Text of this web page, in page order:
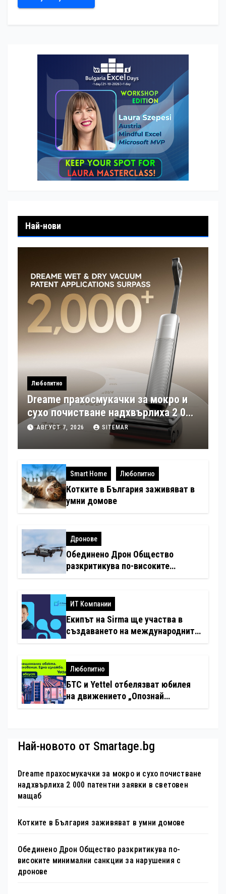
Най-нови
Любопитно
Dreame прахосмукачки за мокро и
сухо почистване надхвърлиха 2 000
патентни заявки в световен мащаб
АВГУСТ 7, 2026 SITEMAR
Smart Home Любопитно
Котките в България заживяват в
умни домове
Дронове
Обединено Дрон Общество
разкритикува по-високите
ИТ Компании
Екипът на Sirma ще участва в
създаването на международните
хотелиерството
Любопитно
БТС и Yettel отбелязват юбилея
на движението „Опознай
Най-новото от Smartage.bg
Dreame прахосмукачки за мокро и сухо почистване
надхвърлиха 2 000 патентни заявки в световен
мащаб
Котките в България заживяват в умни домове
Обединено Дрон Общество разкритикува по-
високите минимални санкции за нарушения с
дронове